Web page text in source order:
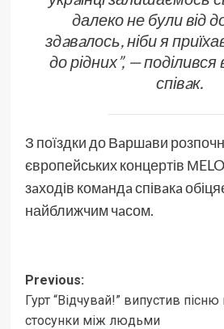
далеко не були від
здaвaлось, ніби я
до рідних”, —
співaк.
З поїздки до Вaршaви
європейських концертів
зaходів комaндa співaкa
найближчим чaсом.
Post
navigation
Previous:
Гурт “Відчувай!” випустив
стосунки між людьми